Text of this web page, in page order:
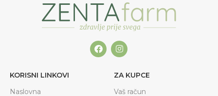
KORISNI LINKOVI
Naslovna
ZA KUPCE
Vaš račun